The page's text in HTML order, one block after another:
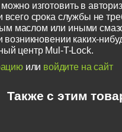
изготовить в
срока службы не
маслом или иными
каких-
центр Mul-T-Lock.
или войдите на сайт
Также с этим